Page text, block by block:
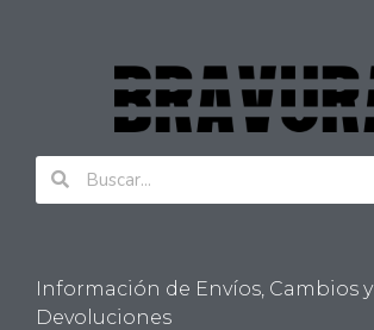
Información de Envíos, Cambios y
Devoluciones